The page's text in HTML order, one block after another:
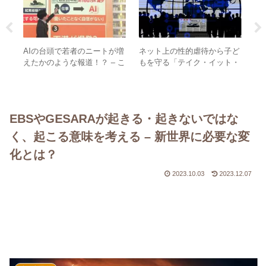
AIの台頭で若者のニートが増
えたかのような報道！？ – こ
ネット上の性的虐待から子ど
もを守る「テイク・イット・
EBSやGESARAが起きる・起きないではな
く、起こる意味を考える – 新世界に必要な変
化とは？
2023.10.03 2023.12.07